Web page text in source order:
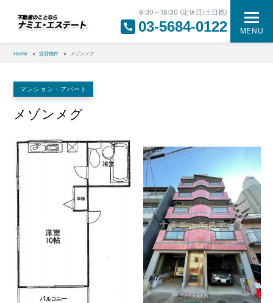
MENU
9:30～18:30 (定休日/土日祝)
03-5684-0122
Home 賃貸物件 メゾンメグ
マンション・アパート
メゾンメグ